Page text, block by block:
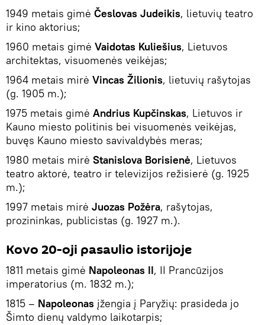
1949 metais gimė Česlovas Judeikis, lietuvių teatro
ir kino aktorius;
1960 metais gimė Vaidotas Kuliešius, Lietuvos
architektas, visuomenės veikėjas;
1964 metais mirė Vincas Žilionis, lietuvių rašytojas
(g. 1905 m.);
1975 metais gimė Andrius Kupčinskas, Lietuvos ir
Kauno miesto politinis bei visuomenės veikėjas,
buvęs Kauno miesto savivaldybės meras;
1980 metais mirė Stanislova Borisienė, Lietuvos
teatro aktorė, teatro ir televizijos režisierė (g. 1925
m.);
1997 metais mirė Juozas Požėra, rašytojas,
prozininkas, publicistas (g. 1927 m.).
Kovo 20-oji pasaulio istorijoje
1811 metais gimė Napoleonas II, II Prancūzijos
imperatorius (m. 1832 m.);
1815 – Napoleonas įžengia į Paryžių: prasideda jo
Šimto dienų valdymo laikotarpis;